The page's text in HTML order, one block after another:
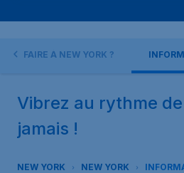
QUE FAIRE À NEW YORK ?
Vibrez au rythme
jamais !
NEW YORK NEW YORK